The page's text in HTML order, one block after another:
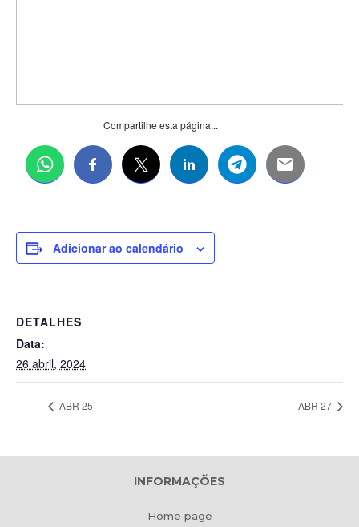
Compartilhe esta página...
Adicionar ao calendário
DETALHES
Data:
26 abril, 2024
ABR 25 ABR 27
INFORMAÇÕES
Home page